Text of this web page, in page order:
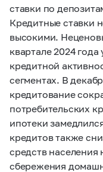
ставки по
Кредитные ставки
высокими.
квартале 2024
кредитной
сегментах. В
кредитование
потребительских
ипотеки
кредитов также
средств
сбережения